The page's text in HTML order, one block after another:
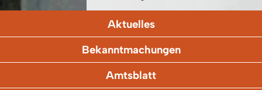
Aktuelles
Bekanntmachungen
Amtsblatt